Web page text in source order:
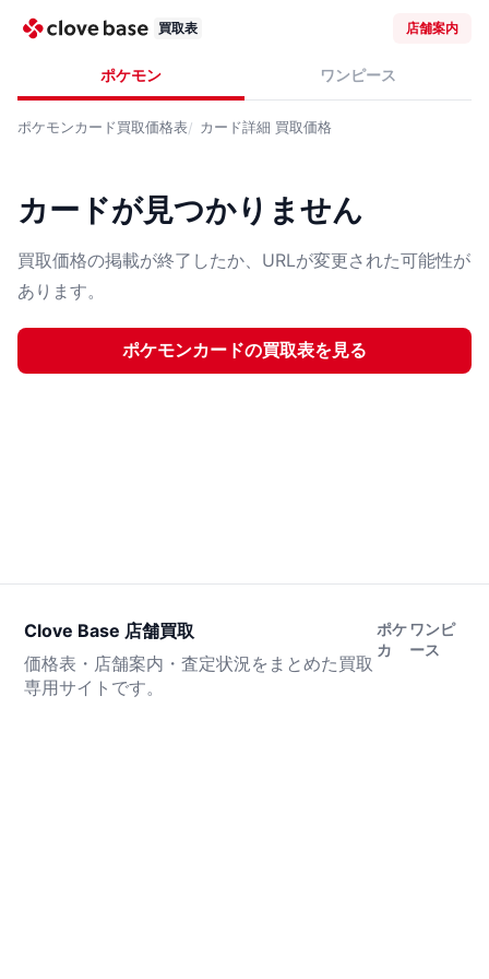
買取表 店舗案内
ポケモン ワンピース
ポケモンカード買取価格表 カード詳細 買取価格
カードが見つかりません
買取価格の掲載が終了したか、URLが変更された可能性が
あります。
ポケモンカードの買取表を見る
Clove Base 店舗買取
価格表・店舗案内・査定状況をまとめた買取
専用サイトです。
ポケ
カ
ワンピ
ース